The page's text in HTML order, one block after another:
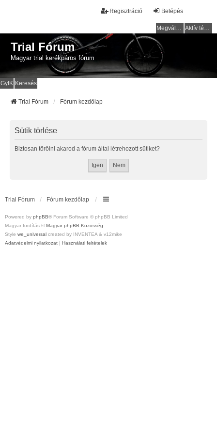
Belépés
Regisztráció
Megválaszolatlan témák Aktív témák
Trial Fórum
Magyar trial kerékpáros fórum
GyIK Keresés
Trial Fórum Fórum kezdőlap
Sütik törlése
Biztosan törölni akarod a fórum által létrehozott sütiket?
Trial Fórum Fórum kezdőlap
Powered by phpBB® Forum Software © phpBB Limited
Magyar fordítás © Magyar phpBB Közösség
Style we_universal created by INVENTEA & v12mike
Adatvédelmi nyilatkozat | Használati feltételek